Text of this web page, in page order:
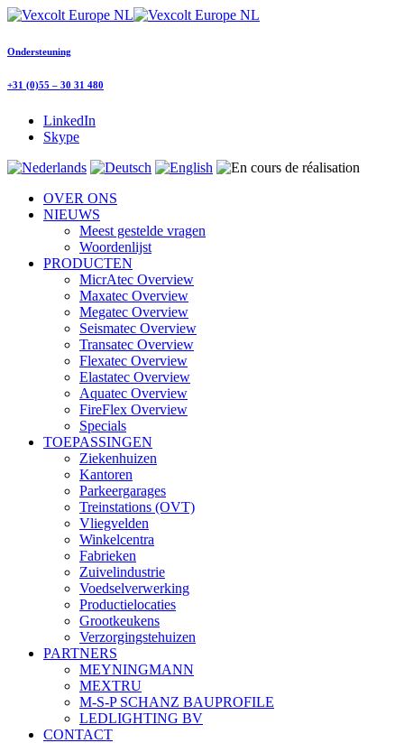
Ondersteuning
+31 (0)55 – 30 31 480
LinkedIn
Skype
OVER ONS
NIEUWS
Meest gestelde vragen
Woordenlijst
PRODUCTEN
MicrAtec Overview
Maxatec Overview
Megatec Overview
Seismatec Overview
Transatec Overview
Flexatec Overview
Elastatec Overview
Aquatec Overview
FireFlex Overview
Specials
TOEPASSINGEN
Ziekenhuizen
Kantoren
Parkeergarages
Treinstations (OVT)
Vliegvelden
Winkelcentra
Fabrieken
Zuivelindustrie
Voedselverwerking
Productielocaties
Grootkeukens
Verzorgingstehuizen
PARTNERS
MEYNINGMANN
MEXTRU
M-S-P SCHANZ BAUPROFILE
LEDLIGHTING BV
CONTACT